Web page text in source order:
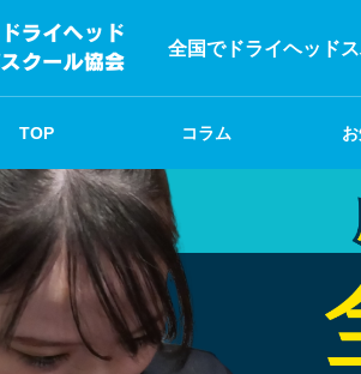
全国でドライヘッド
TOP コラム